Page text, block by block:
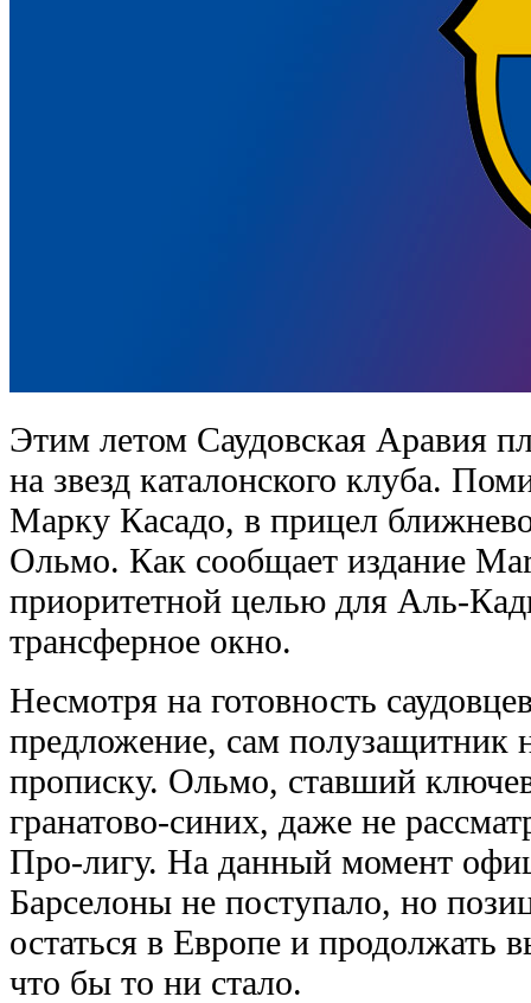
Этим летом Саудовская Аравия
на звезд каталонского клуба.
Марку Касадо, в прицел
Ольмо. Как сообщает издание
приоритетной целью для Аль-
трансферное окно.
Несмотря на готовность
предложение, сам полузащитник
прописку. Ольмо, ставший
гранатово-синих, даже не
Про-лигу. На данный момент
Барселоны не поступало, но
остаться в Европе и продолжать
что бы то ни стало.